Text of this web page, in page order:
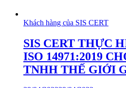
Khách hàng của SIS CERT
SIS CERT THỰC
ISO 14971:2019
TNHH THẾ GIỚI